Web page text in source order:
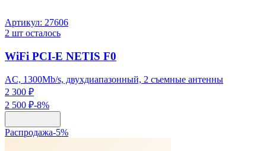
Артикул: 27606
2 шт осталось
WiFi PCI-E NETIS F0
AC, 1300Mb/s, двухдиапазонный, 2 съемные антенны
2 300 ₽
2 500 ₽-8%
Распродажа-5%